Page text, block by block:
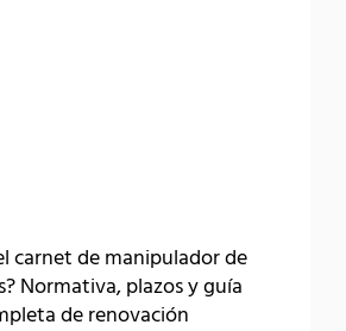
carnet de manipulador de
Normativa, plazos y guía
de renovación